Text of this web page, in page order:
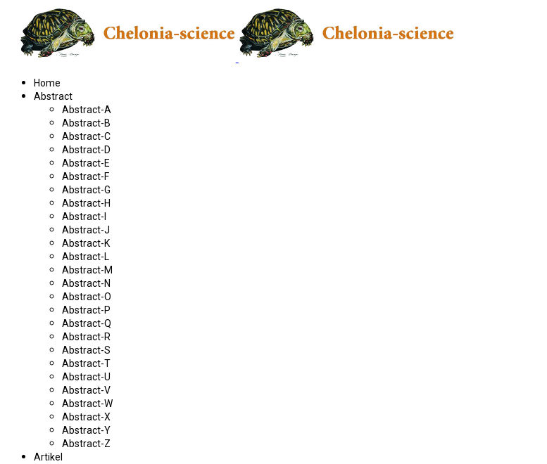
Home
Abstract
Abstract-A
Abstract-B
Abstract-C
Abstract-D
Abstract-E
Abstract-F
Abstract-G
Abstract-H
Abstract-I
Abstract-J
Abstract-K
Abstract-L
Abstract-M
Abstract-N
Abstract-O
Abstract-P
Abstract-Q
Abstract-R
Abstract-S
Abstract-T
Abstract-U
Abstract-V
Abstract-W
Abstract-X
Abstract-Y
Abstract-Z
Artikel